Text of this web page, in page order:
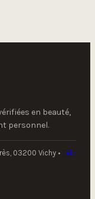
en beauté,
personnel.
03200 Vichy • Tél :